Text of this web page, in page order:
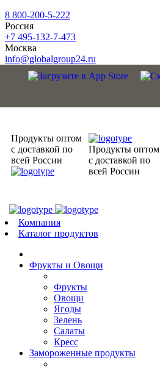
8 800-200-5-222
Россия
+7 495-132-7-473
Москва
info@globalgroup24.ru
Продукты оптом
с доставкой по
всей России
Продукты оптом
с доставкой по
всей России
Компания
Каталог продуктов
Фрукты и Овощи
Фрукты
Овощи
Ягоды
Зелень
Салаты
Кресс
Замороженные продукты